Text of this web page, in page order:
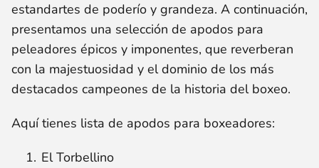
estandartes de poderío y grandeza. A continuación,
presentamos una selección de apodos para
peleadores épicos y imponentes, que reverberan
con la majestuosidad y el dominio de los más
destacados campeones de la historia del boxeo.
Aquí tienes lista de apodos para boxeadores:
El Torbellino